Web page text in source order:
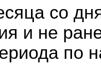
со
и не
по